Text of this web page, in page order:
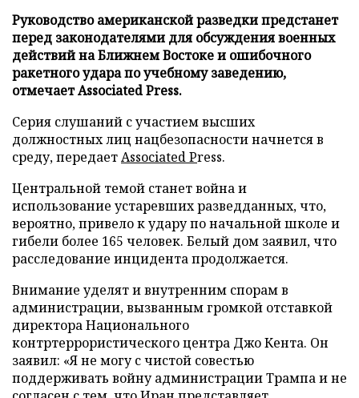
Руководство американской разведки предстанет
перед законодателями для обсуждения военных
действий на Ближнем Востоке и ошибочного
ракетного удара по учебному заведению,
отмечает Associated Press.
Серия слушаний с участием высших
должностных лиц нацбезопасности начнется в
среду, передаетAssociated Press.
Центральной темой станет война и
использование устаревших разведданных, что,
вероятно, привело к удару по начальной школе и
гибели более 165 человек. Белый дом заявил, что
расследование инцидента продолжается.
Внимание уделят и внутренним спорам в
администрации, вызванным громкой отставкой
директора Национального
контртеррористического центра Джо Кента. Он
заявил: «Я не могу с чистой совестью
поддерживать войну администрации Трампа и не